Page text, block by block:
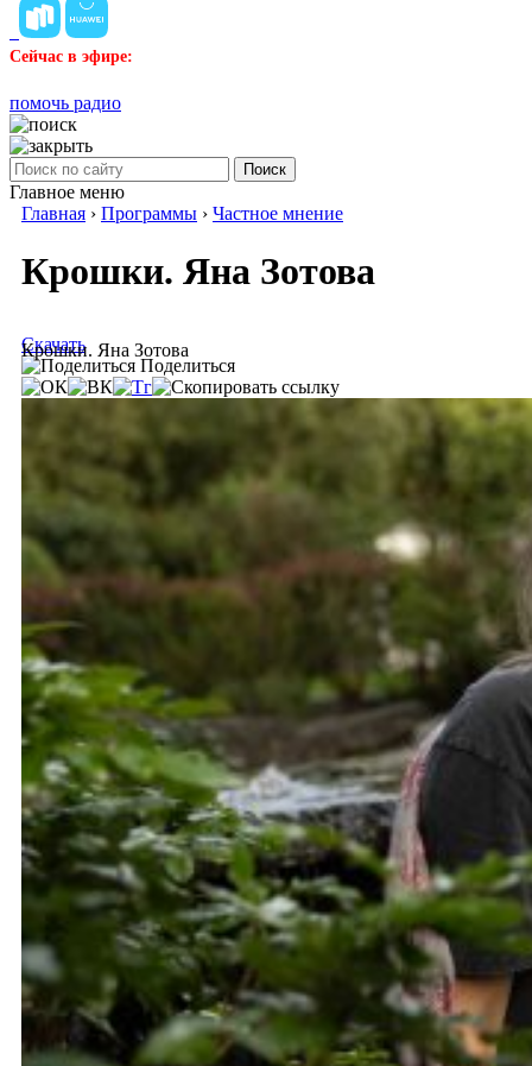
Сейчас в эфире:
помочь радио
Поиск
Главное меню
Главная › Программы › Частное мнение
Крошки. Яна Зотова
Крошки. Яна Зотова
Скачать
Поделиться